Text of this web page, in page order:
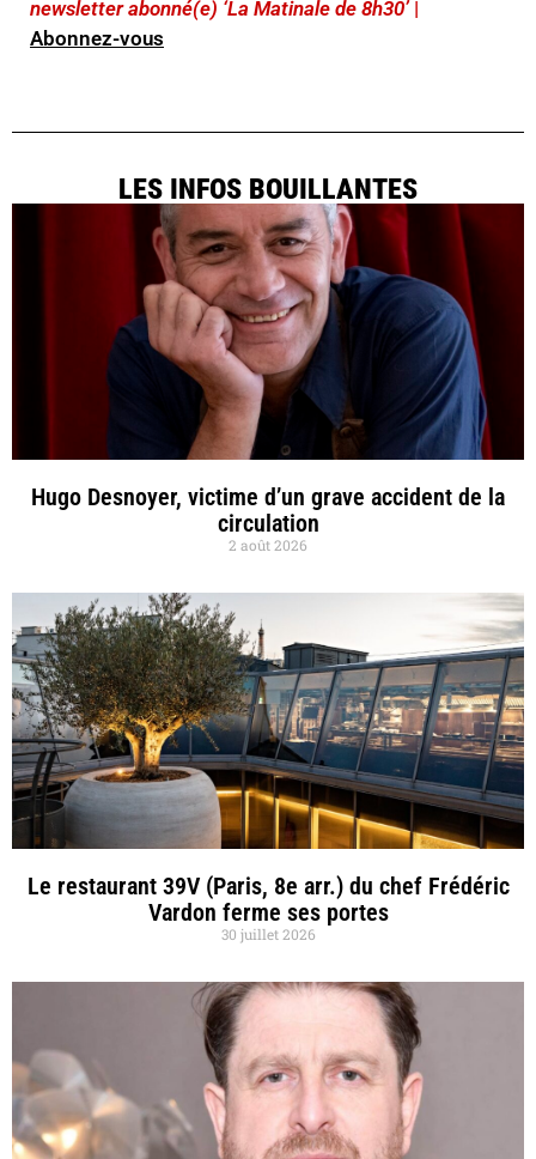
newsletter abonné(e) ‘La Matinale de 8h30’ |
Abonnez-vous
LES INFOS BOUILLANTES
Hugo Desnoyer, victime d’un grave accident de la
circulation
2 août 2026
Le restaurant 39V (Paris, 8e arr.) du chef Frédéric
Vardon ferme ses portes
30 juillet 2026